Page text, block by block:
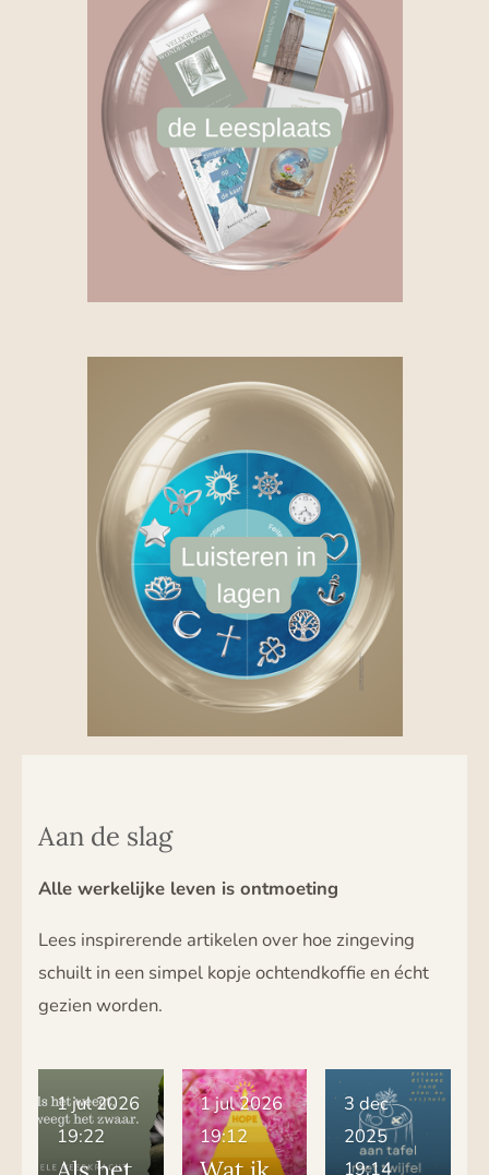
Aan de slag
Alle werkelijke leven is ontmoeting
Lees inspirerende artikelen over hoe zingeving
schuilt in een simpel kopje ochtendkoffie en écht
gezien worden.
1 jul 2026
19:22
1 jul 2026
19:12
3 dec
2025
19:14